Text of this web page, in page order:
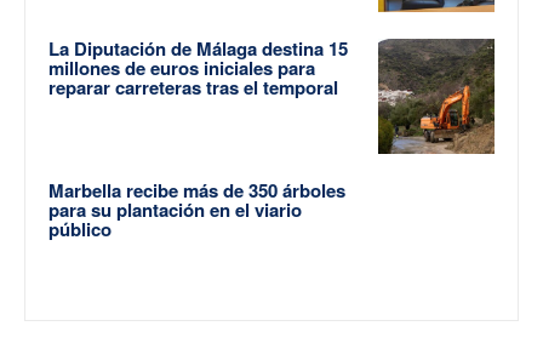
La Diputación de Málaga destina 15
millones de euros iniciales para
reparar carreteras tras el temporal
Marbella recibe más de 350 árboles
para su plantación en el viario
público